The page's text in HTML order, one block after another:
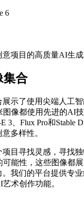
项目的高质量AI生成
集合
示了使用尖端人工
像都使用先进的AI
3、Flux Pro和Stable
多样性。
目寻找灵感，寻找
能性，这些图像都
我们的平台提供专
术创作功能。